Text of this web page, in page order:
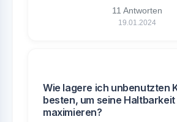
11 Antworten
19.01.2024
Wie lagere ich unbenutzten
besten, um seine Haltbarkeit
maximieren?